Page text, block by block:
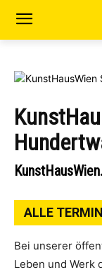
ALLE
Bei unserer
Leben und Werk